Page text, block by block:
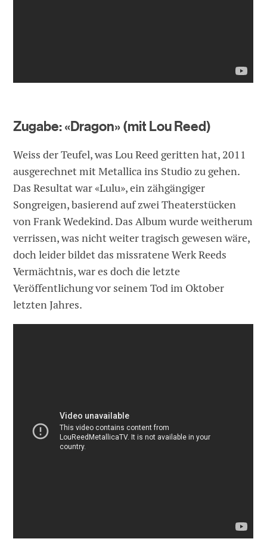
Zugabe: «Dragon» (mit Lou Reed)
Weiss der Teufel, was Lou Reed geritten hat, 2011
ausgerechnet mit Metallica ins Studio zu gehen.
Das Resultat war «Lulu», ein zähgängiger
Songreigen, basierend auf zwei Theaterstücken
von Frank Wedekind. Das Album wurde weitherum
verrissen, was nicht weiter tragisch gewesen wäre,
doch leider bildet das missratene Werk Reeds
Vermächtnis, war es doch die letzte
Veröffentlichung vor seinem Tod im Oktober
letzten Jahres.